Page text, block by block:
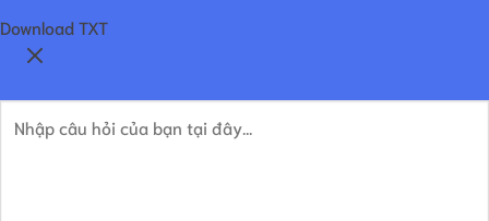
Download TXT